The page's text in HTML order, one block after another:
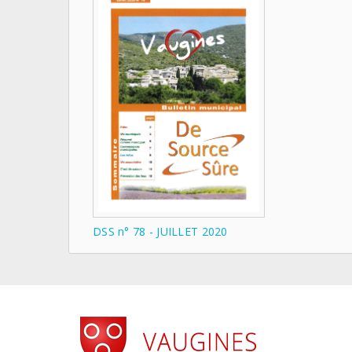
DSS n° 78 - JUILLET 2020